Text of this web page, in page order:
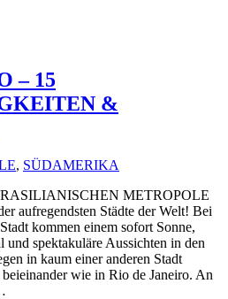
– 15
&
, SÜDAMERIKA
METROPOLE
aufregendsten Städte der Welt! Bei
kommen einem sofort Sonne,
und spektakuläre Aussichten in den
in kaum einer anderen Stadt
wie in Rio de Janeiro. An